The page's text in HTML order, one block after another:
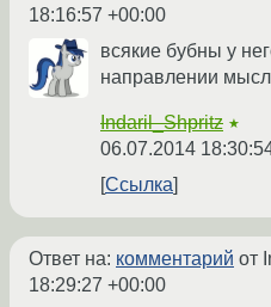
18:16:57 +00:00
всякие бубны у
направлении
Indaril_Shpritz ★
06.07.2014
Ссылка
Ответ на: комментарий от
18:29:27 +00:00